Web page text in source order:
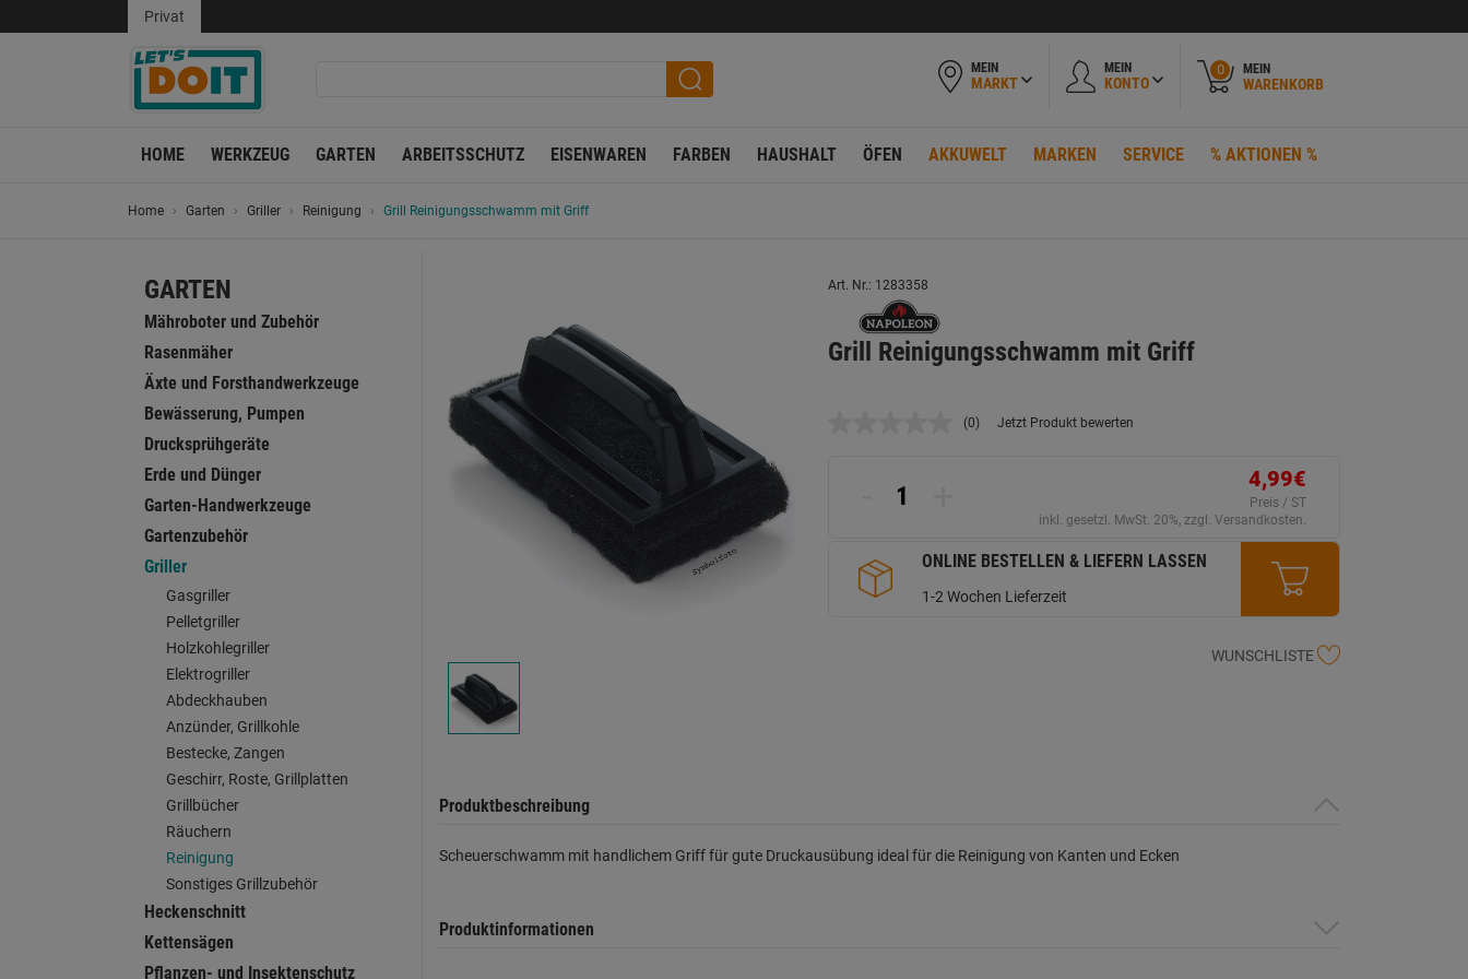
Privat
MEIN
MARKT
MEIN
KONTO
0 MEIN
WARENKORB
HOME WERKZEUG GARTEN ARBEITSSCHUTZ EISENWAREN FARBEN HAUSHALT ÖFEN AKKUWELT MARKEN SERVICE % AKTIONEN %
Home Garten Griller Reinigung Grill Reinigungsschwamm mit Griff
GARTEN
Mähroboter und Zubehör
Rasenmäher
Äxte und Forsthandwerkzeuge
Bewässerung, Pumpen
Drucksprühgeräte
Erde und Dünger
Garten-Handwerkzeuge
Gartenzubehör
Griller
Gasgriller
Pelletgriller
Holzkohlegriller
Elektrogriller
Abdeckhauben
Anzünder, Grillkohle
Bestecke, Zangen
Geschirr, Roste, Grillplatten
Grillbücher
Räuchern
Reinigung
Sonstiges Grillzubehör
Heckenschnitt
Kettensägen
Pflanzen- und Insektenschutz
Art. Nr.: 1283358
Grill Reinigungsschwamm mit Griff
Kein
(0) Jetzt Produkt bewerten
4,99€
Preis / ST
inkl. gesetzl. MwSt. 20%, zzgl. Versandkosten.
ONLINE BESTELLEN & LIEFERN LASSEN
1-2 Wochen Lieferzeit
WUNSCHLISTE
Produktbeschreibung
Scheuerschwamm mit handlichem Griff für gute Druckausübung ideal für die Reinigung von Kanten und Ecken
Produktinformationen